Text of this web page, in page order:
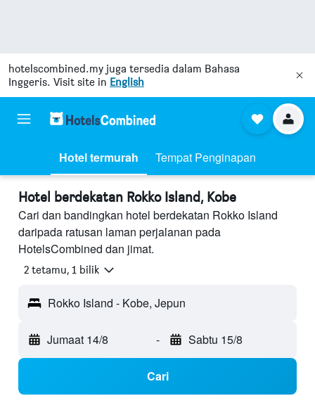
hotelscombined.my juga tersedia dalam Bahasa
Inggeris. Visit site in English
Hotel termurah Tempat Penginapan
Hotel berdekatan Rokko Island, Kobe
Cari dan bandingkan hotel berdekatan Rokko Island
daripada ratusan laman perjalanan pada
HotelsCombined dan jimat.
2 tetamu, 1 bilik
Rokko Island - Kobe, Jepun
Jumaat 14/8 - Sabtu 15/8
Cari